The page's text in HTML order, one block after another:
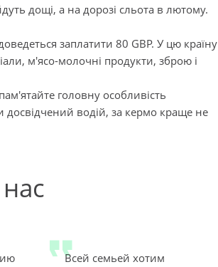
дощі, а на дорозі сльота в лютому.
заплатити 80 GBP. У цю країну
м'ясо-молочні продукти, зброю і
головну особливість
досвідчений водій, за кермо краще не
Всей семьей хотим